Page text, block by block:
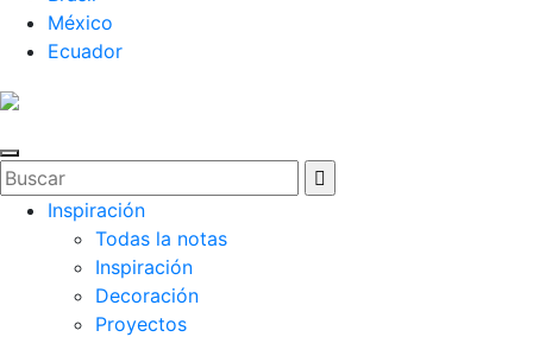
México
Ecuador
Inspiración
Todas la notas
Inspiración
Decoración
Proyectos